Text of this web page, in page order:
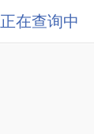
正在查询中